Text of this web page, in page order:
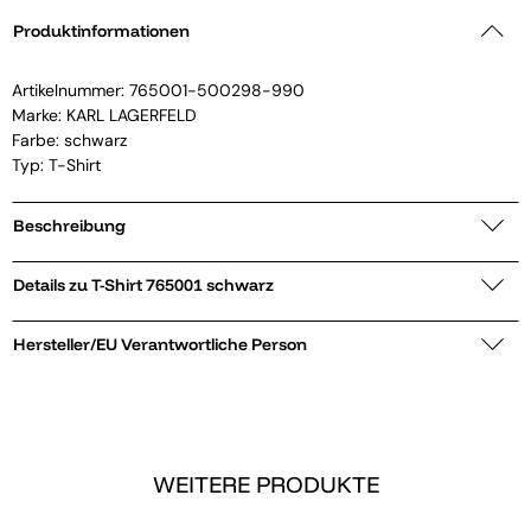
Produktinformationen
Artikelnummer: 765001-500298-990
Marke: KARL LAGERFELD
Farbe: schwarz
Typ: T-Shirt
Beschreibung
Details zu T-Shirt 765001 schwarz
Hersteller/EU Verantwortliche Person
WEITERE PRODUKTE